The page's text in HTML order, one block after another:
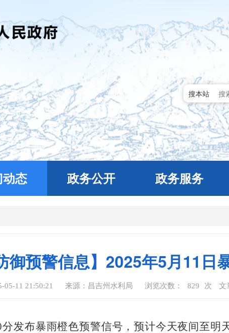
搜本站
动态 政务公开 政务服务
御预警信息】2025年5月11日
05-11 21:50:21 来源：昌吉州水利局 浏览次数： 829 次 文
发布暴雨橙色预警信号，预计今天夜间至明